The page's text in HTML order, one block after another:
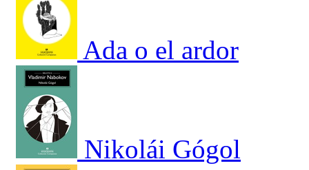
Ada o el ardor
Nikolái Gógol